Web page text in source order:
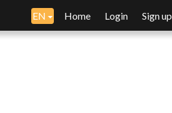
EN Home Login Sign up